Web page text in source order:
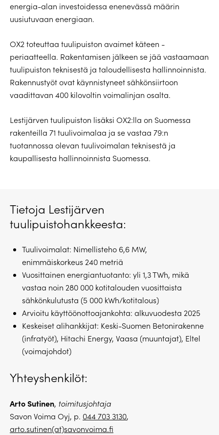
energia-alan investoidessa enenevässä määrin
uusiutuvaan energiaan.
OX2 toteuttaa tuulipuiston avaimet käteen -
periaatteella. Rakentamisen jälkeen se jää vastaamaan
tuulipuiston teknisestä ja taloudellisesta hallinnoinnista.
Rakennustyöt ovat käynnistyneet sähkönsiirtoon
vaadittavan 400 kilovoltin voimalinjan osalta.
Lestijärven tuulipuiston lisäksi OX2:lla on Suomessa
rakenteilla 71 tuulivoimalaa ja se vastaa 79:n
tuotannossa olevan tuulivoimalan teknisestä ja
kaupallisesta hallinnoinnista Suomessa.
Tietoja Lestijärven
tuulipuistohankkeesta:
Tuulivoimalat: Nimellisteho 6,6 MW,
enimmäiskorkeus 240 metriä
Vuosittainen energiantuotanto: yli 1,3 TWh, mikä
vastaa noin 280 000 kotitalouden vuosittaista
sähkönkulutusta (5 000 kWh/kotitalous)
Arvioitu käyttöönottoajankohta: alkuvuodesta 2025
Keskeiset alihankkijat: Keski-Suomen Betonirakenne
(infratyöt), Hitachi Energy, Vaasa (muuntajat), Eltel
(voimajohdot)
Yhteyshenkilöt:
Arto Sutinen, toimitusjohtaja
Savon Voima Oyj, p. 044 703 3130,
arto.sutinen(at)savonvoima.fi